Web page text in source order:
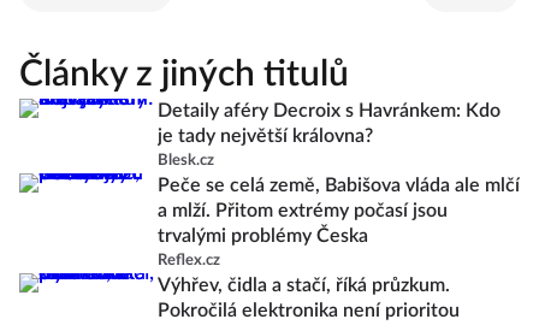
Články z jiných titulů
Detaily aféry Decroix s Havránkem: Kdo
je tady největší královna?
Blesk.cz
Peče se celá země, Babišova vláda ale mlčí
a mlží. Přitom extrémy počasí jsou
trvalými problémy Česka
Reflex.cz
Výhřev, čidla a stačí, říká průzkum.
Pokročilá elektronika není prioritou